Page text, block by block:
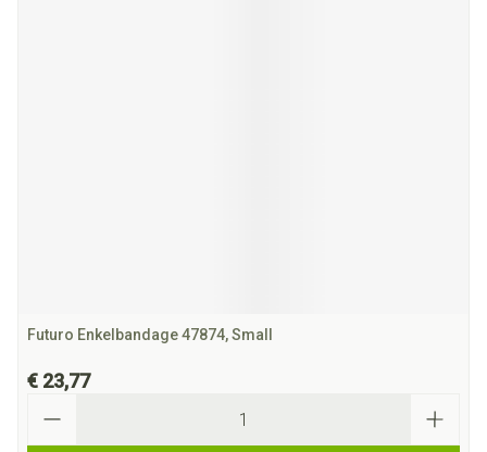
Futuro Enkelbandage 47874, Small
€ 23,77